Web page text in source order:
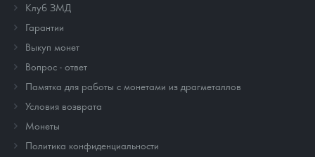
Клуб ЗМД
Гарантии
Выкуп монет
Вопрос - ответ
Памятка для работы с монетами из драгметаллов
Условия возврата
Монеты
Политика конфиденциальности